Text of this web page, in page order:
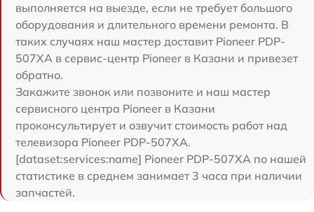
выполняется на выезде, если не требует большого
оборудования и длительного времени ремонта. В
таких случаях наш мастер доставит Pioneer PDP-
507XA в сервис-центр Pioneer в Казани и привезет
обратно.
Закажите звонок или позвоните и наш мастер
сервисного центра Pioneer в Казани
проконсультирует и озвучит стоимость работ над
телевизора Pioneer PDP-507XA.
[dataset:services:name] Pioneer PDP-507XA по нашей
статистике в среднем занимает 3 часа при наличии
запчастей.